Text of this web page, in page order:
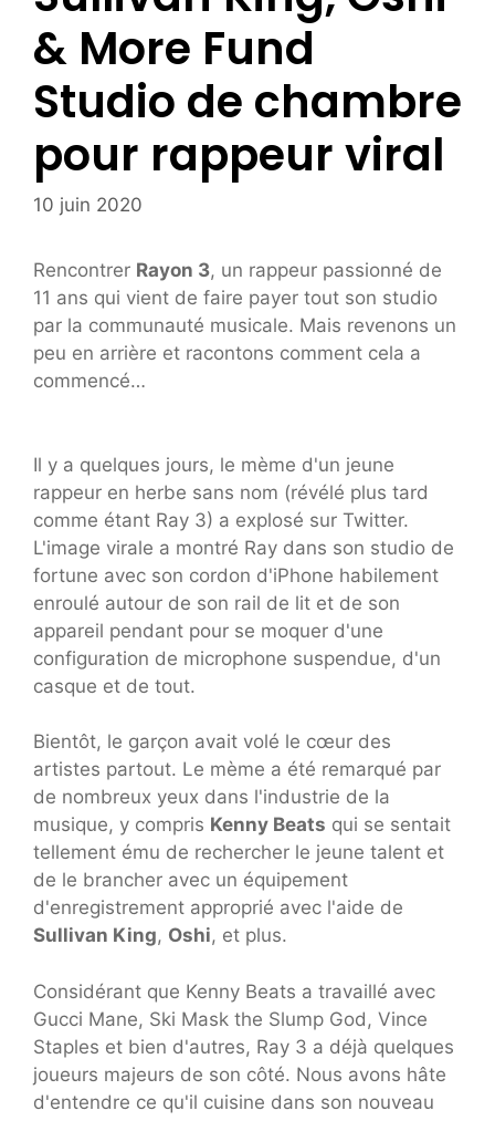
& More Fund
Studio de chambre
pour rappeur viral
10 juin 2020
Rencontrer Rayon 3, un rappeur passionné de
11 ans qui vient de faire payer tout son studio
par la communauté musicale. Mais revenons un
peu en arrière et racontons comment cela a
commencé…
Il y a quelques jours, le mème d'un jeune
rappeur en herbe sans nom (révélé plus tard
comme étant Ray 3) a explosé sur Twitter.
L'image virale a montré Ray dans son studio de
fortune avec son cordon d'iPhone habilement
enroulé autour de son rail de lit et de son
appareil pendant pour se moquer d'une
configuration de microphone suspendue, d'un
casque et de tout.
Bientôt, le garçon avait volé le cœur des
artistes partout. Le mème a été remarqué par
de nombreux yeux dans l'industrie de la
musique, y compris Kenny Beats qui se sentait
tellement ému de rechercher le jeune talent et
de le brancher avec un équipement
d'enregistrement approprié avec l'aide de
Sullivan King, Oshi, et plus.
Considérant que Kenny Beats a travaillé avec
Gucci Mane, Ski Mask the Slump God, Vince
Staples et bien d'autres, Ray 3 a déjà quelques
joueurs majeurs de son côté. Nous avons hâte
d'entendre ce qu'il cuisine dans son nouveau